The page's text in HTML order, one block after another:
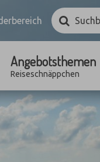
Suchbegriff
eingeben
Angebotsthemen
Reiseschnäppchen